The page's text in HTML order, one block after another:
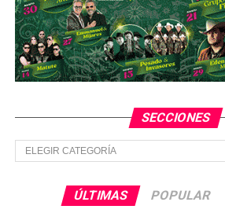
entregados en buen estado de salud
representante de la empresa
Concluye peritaje en juego mecánico
NO TE PIERDAS
SECCIONES
Secciones
ÚLTIMAS POPULAR